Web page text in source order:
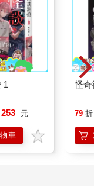
以容納九十二名傘兵
受總統欽點負責領
但問題是──他這麼向
人，雖然有些人他不
戚全數救出，她永遠
確正式的英語問
悉美國文化的軍官，
，卻幾乎沒有人能像
是滾石合唱團相較
國人。見到面之
乎一定會問我怎麼能
1
253 元
車
怪
79 折